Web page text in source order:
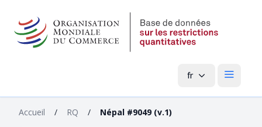
fr Menu
Accueil / RQ / Népal #9049 (v.1)